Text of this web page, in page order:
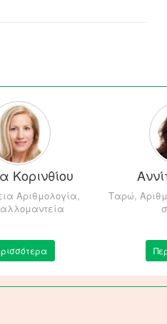
Κορινθίου
Αριθμολογία,
Ταρώ,